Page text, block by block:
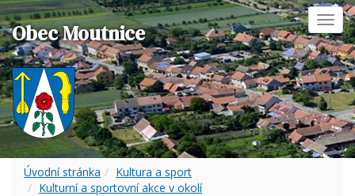
Obec Moutnice
Úvodní stránka
Kultura a sport
Kulturní a sportovní akce v okolí